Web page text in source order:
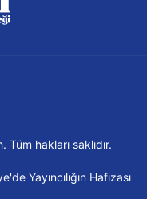
hakları saklıdır.
Yayıncılığın Hafızası